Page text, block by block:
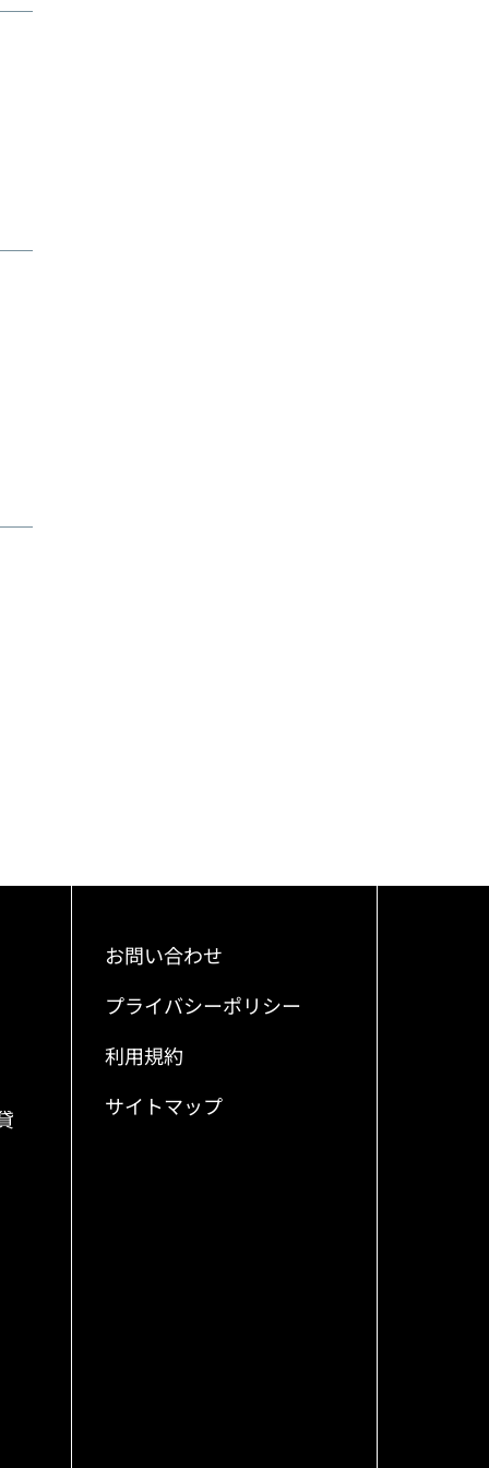
お問い合わせ
プライバシーポリシー
利用規約
サイトマップ